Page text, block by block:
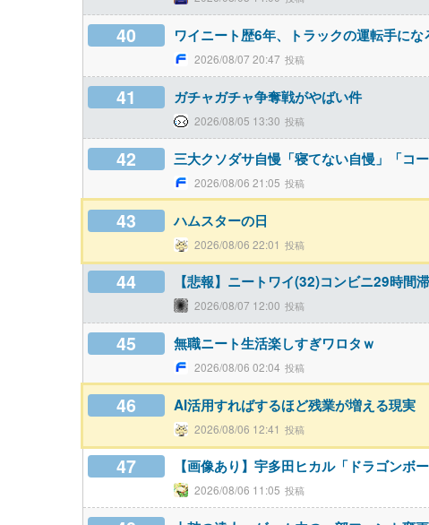
40 ワイニート歴6年、トラックの運転手にな
2026/08/07 20:47
41 ガチャガチャ争奪戦がやばい件
2026/08/05 13:30
42 三大クソダサ自慢「寝てない自慢」「コ
2026/08/06 21:05
43 ハムスターの日
2026/08/06 22:01
44 【悲報】ニートワイ(32)コンビニ29時間
2026/08/07 12:00
45 無職ニート生活楽しすぎワロタｗ
2026/08/06 02:04
46 AI活用すればするほど残業が増える現実
2026/08/06 12:41
47 【画像あり】宇多田ヒカル「ドラゴン
2026/08/06 11:05